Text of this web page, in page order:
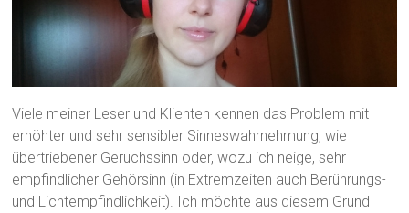
Viele meiner Leser und Klienten kennen das Problem mit
erhöhter und sehr sensibler Sinneswahrnehmung, wie
übertriebener Geruchssinn oder, wozu ich neige, sehr
empfindlicher Gehörsinn (in Extremzeiten auch Berührungs-
und Lichtempfindlichkeit). Ich möchte aus diesem Grund